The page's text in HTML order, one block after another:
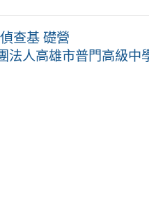
查基 礎營
法人高雄市普門高級中